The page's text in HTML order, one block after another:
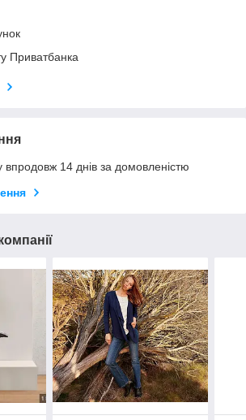
Приватбанка
14 днів за домовленістю